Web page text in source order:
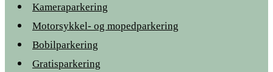
Kameraparkering
Motorsykkel- og mopedparkering
Bobilparkering
Gratisparkering